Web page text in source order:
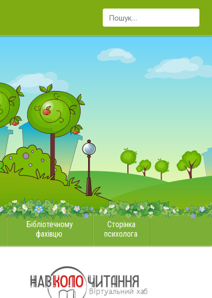
Пошук...
Бібліотечному
фахівцю
Сторінка
психолога